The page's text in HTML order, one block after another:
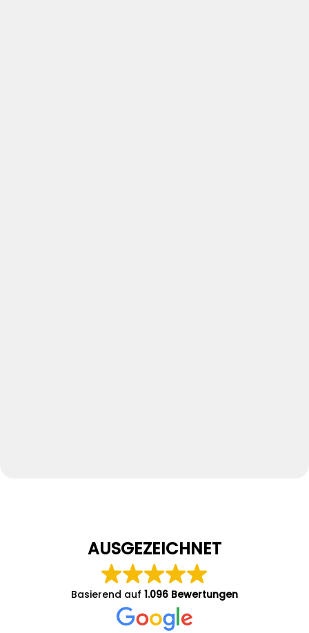
AUSGEZEICHNET
Basierend auf 1.096 Bewertungen